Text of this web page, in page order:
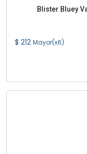
Blister Bluey
$ 212 Mayor(x6)